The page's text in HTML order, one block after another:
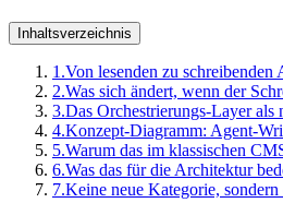
Inhaltsverzeichnis
1.Von lesenden zu schreibenden
2.Was sich ändert, wenn der
3.Das Orchestrierungs-Layer als
4.Konzept-Diagramm: Agent-
5.Warum das im klassischen
6.Was das für die Architektur
7.Keine neue Kategorie,